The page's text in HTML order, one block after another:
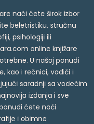
naći ćete širok izbor
beletristiku, stručnu
psihologiji ili
online knjižare
U našoj ponudi
kao i rečnici, vodiči i
saradnji sa vodećim
izdanja i sve
ćete naći
i obimne